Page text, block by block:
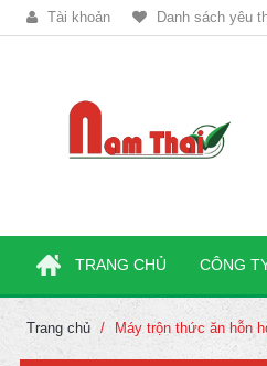
Tài khoản Danh sách yêu
TRANG CHỦ CÔNG
Trang chủ Máy trộn thức ăn hỗn